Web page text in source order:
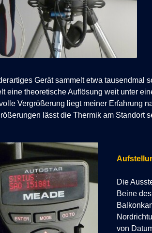
Gerät sammelt etwa tausendmal
eine theoretische Auflösung weit unter
Vergrößerung liegt meiner Erfahrung
lässt die Thermik am Standort
Die
Beine
von